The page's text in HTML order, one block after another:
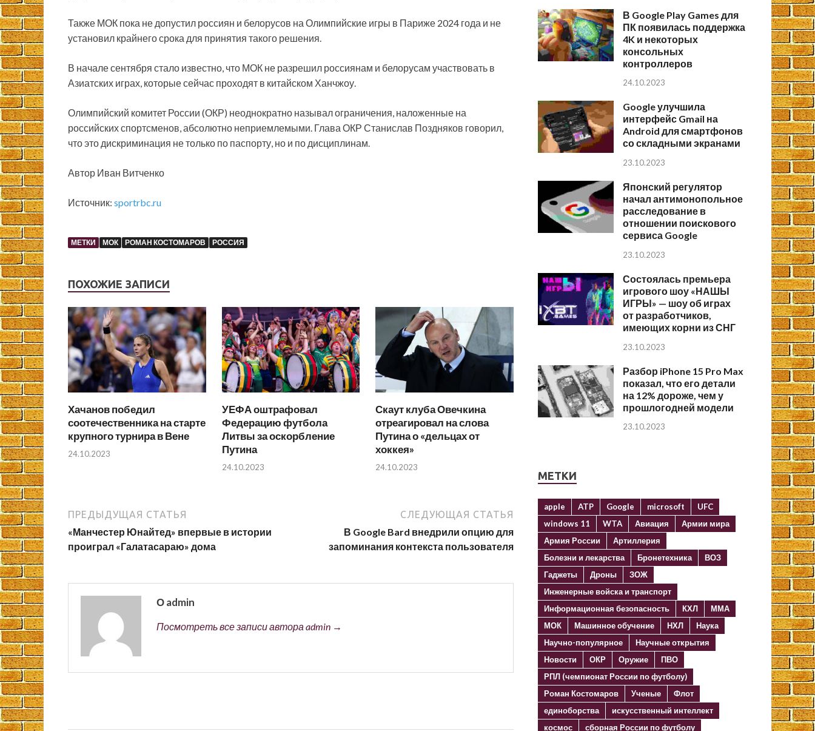
Также МОК пока не допустил россиян и белорусов на Олимпийские игры в Париже 2024 года и не
установил крайнего срока для принятия такого решения.
В начале сентября стало известно, что МОК не разрешил россиянам и белорусам участвовать в
Азиатских играх, которые сейчас проходят в китайском Ханчжоу.
Олимпийский комитет России (ОКР) неоднократно называл ограничения, наложенные на
российских спортсменов, абсолютно неприемлемыми. Глава ОКР Станислав Поздняков говорил,
что это дискриминация не только по паспорту, но и по дисциплинам.
Автор Иван Витченко
Источник: sportrbc.ru
МЕТКИ МОК РОМАН КОСТОМАРОВ РОССИЯ
ПОХОЖИЕ ЗАПИСИ
Хачанов победил
соотечественника на старте
крупного турнира в Вене
24.10.2023
УЕФА оштрафовал
Федерацию футбола
Литвы за оскорбление
Путина
24.10.2023
Скаут клуба Овечкина
отреагировал на слова
Путина о «дельцах от
хоккея»
24.10.2023
ПРЕДЫДУЩАЯ СТАТЬЯ
«Манчестер Юнайтед» впервые в истории
проиграл «Галатасараю» дома
СЛЕДУЮЩАЯ СТАТЬЯ
В Google Bard внедрили опцию для
запоминания контекста пользователя
О admin
Посмотреть все записи автора admin →
В Google Play Games для
ПК появилась поддержка
4K и некоторых
консольных
контроллеров
24.10.2023
Google улучшила
интерфейс Gmail на
Android для смартфонов
со складными экранами
23.10.2023
Японский регулятор
начал антимонопольное
расследование в
отношении поискового
сервиса Google
23.10.2023
Состоялась премьера
игрового шоу «НАШЫ
ИГРЫ» — шоу об играх
от разработчиков,
имеющих корни из СНГ
23.10.2023
Разбор iPhone 15 Pro Max
показал, что его детали
на 12% дороже, чем у
прошлогодней модели
23.10.2023
МЕТКИ
apple ATP Google microsoft
UFC
windows 11
WTA Авиация
Армии мира
Армия России
Артиллерия
Болезни и лекарства
Бронетехника
ВОЗ
Гаджеты
Дроны
ЗОЖ
Инженерные войска и транспорт
Информационная безопасность
КХЛ
ММА
МОК
Машинное обучение НХЛ
Наука
Научно-популярное
Научные открытия
Новости
ОКР Оружие
ПВО
РПЛ (чемпионат России по футболу)
Роман Костомаров
Ученые
Флот
единоборства
искусственный интеллект
космос
сборная России по футболу